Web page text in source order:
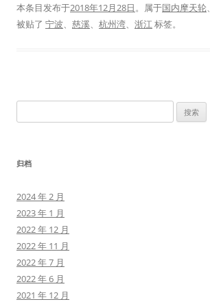
本条目发布于2018年12月28日。属于国内摩天轮、
被贴了 宁波、 慈溪、 杭州湾、 浙江 标签。
索：
归档
2024 年 2 月
2023 年 1 月
2022 年 12 月
2022 年 11 月
2022 年 7 月
2022 年 6 月
2021 年 12 月